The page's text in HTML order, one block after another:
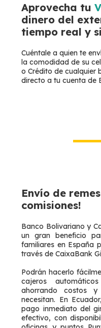
Aprovecha tu
dinero del
tiempo real y
Cuéntale a quien te
la comodidad de su
o Crédito de cualquier
directo a tu cuenta de
Envío de
comisiones!
Banco Bolivariano y
un gran beneficio
familiares en España
través de CaixaBank
Podrán hacerlo
cajeros
ahorrando costos
necesitan. En
pago inmediato del
efectivo, con